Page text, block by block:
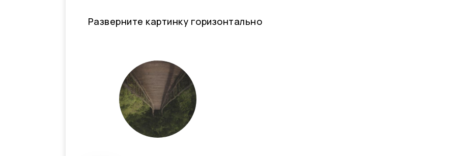
Разверните картинку горизонтально